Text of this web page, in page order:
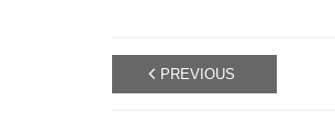
PREVIOUS